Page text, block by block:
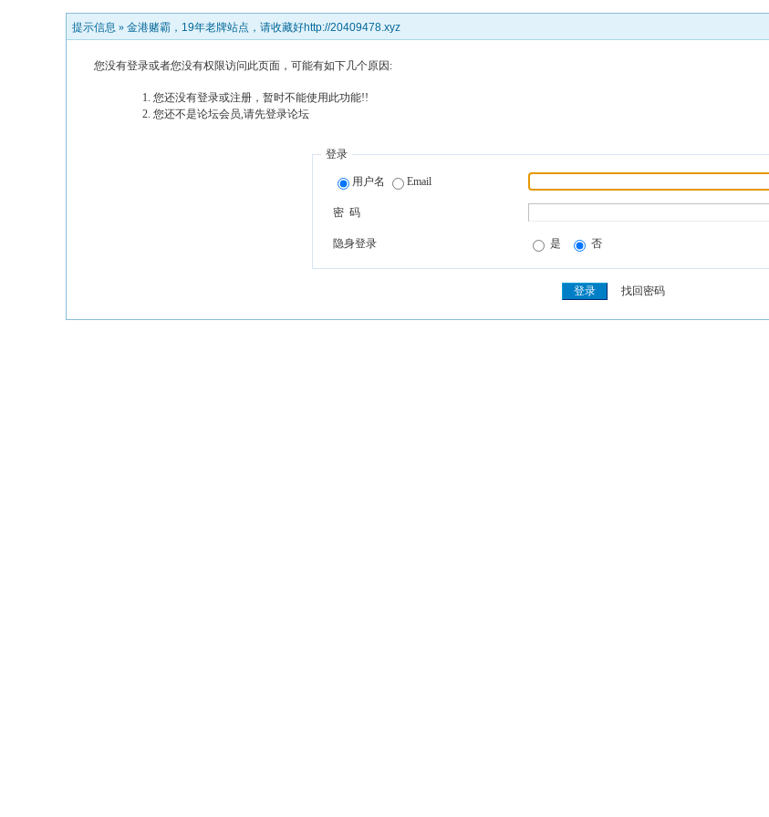
提示信息 » 金港赌霸，19年老牌站点，请收藏好http://20409478.xyz
您没有登录或者您没有权限访问此页面，可能有如下几个原因:
您还没有登录或注册，暂时不能使用此功能!!
您还不是论坛会员,请先登录论坛
登录
用户名 Email
密 码
隐身登录 是 否
找回密码